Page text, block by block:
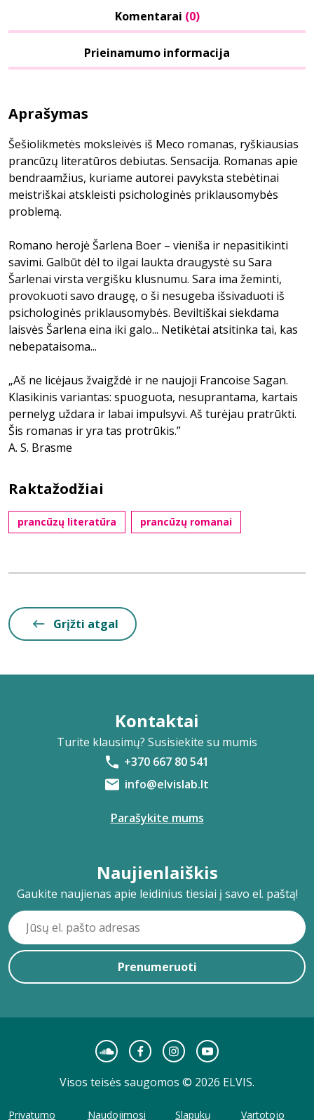
Komentarai (0)
Prieinamumo informacija
Aprašymas
Šešiolikmetės moksleivės iš Meco romanas, ryškiausias
prancūzų literatūros debiutas. Sensacija. Romanas apie
bendraamžius, kuriame autorei pavyksta stebėtinai
meistriškai atskleisti psichologinės priklausomybės
problemą.
Romano herojė Šarlena Boer – vieniša ir nepasitikinti
savimi. Galbūt dėl to ilgai laukta draugystė su Sara
Šarlenai virsta vergišku klusnumu. Sara ima žeminti,
provokuoti savo draugę, o ši nesugeba išsivaduoti iš
psichologinės priklausomybės. Beviltiškai siekdama
laisvės Šarlena eina iki galo... Netikėtai atsitinka tai, kas
nebepataisoma...
„Aš ne licėjaus žvaigždė ir ne naujoji Francoise Sagan.
Klasikinis variantas: spuoguota, nesuprantama, kartais
pernelyg uždara ir labai impulsyvi. Aš turėjau pratrūkti.
Šis romanas ir yra tas protrūkis.”
A. S. Brasme
Raktažodžiai
prancūzų literatūra prancūzų romanai
Grįžti atgal
Kontaktai
Turite klausimų? Susisiekite su mumis
+370 667 80 541
info@elvislab.lt
Parašykite mums
Naujienlaiškis
Gaukite naujienas apie leidinius tiesiai į savo el. paštą!
Prenumeruoti
Visos teisės saugomos © 2026 ELVIS.
Privatumo Naudojimosi Slapukų Vartotojo